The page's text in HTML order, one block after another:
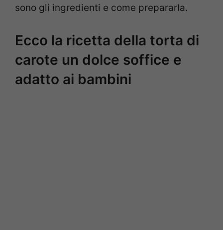
sono gli ingredienti e come prepararla.
Ecco la ricetta della torta di
carote un dolce soffice e
adatto ai bambini